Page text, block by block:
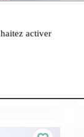
activer